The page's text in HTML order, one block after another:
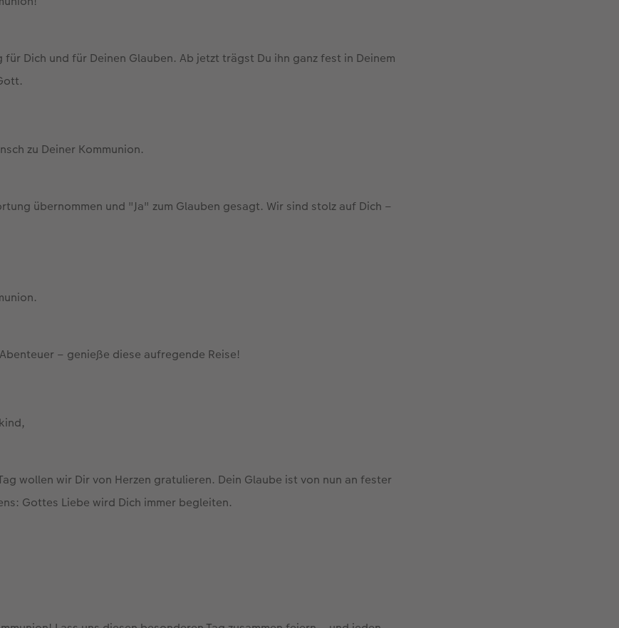
für Dich und für Deinen Glauben. Ab jetzt trägst Du ihn ganz fest in Deinem
zu Deiner Kommunion.
übernommen und "Ja" zum Glauben gesagt. Wir sind stolz auf Dich –
– genieße diese aufregende Reise!
wollen wir Dir von Herzen gratulieren. Dein Glaube ist von nun an fester
Gottes Liebe wird Dich immer begleiten.